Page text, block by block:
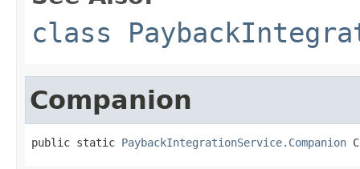
class
Companion
public static PaybackIntegrationService.Companion